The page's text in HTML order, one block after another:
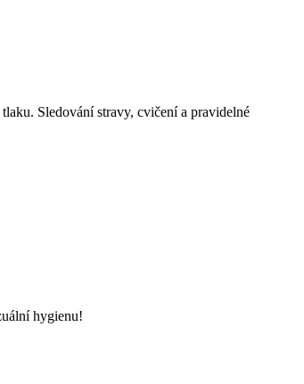
Sledování stravy, cvičení a pravidelné
hygienu!